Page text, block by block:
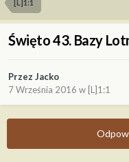
[L]1:1
Święto 43. Bazy
Przez Jacko
7 Września 2016 w [L]1:1